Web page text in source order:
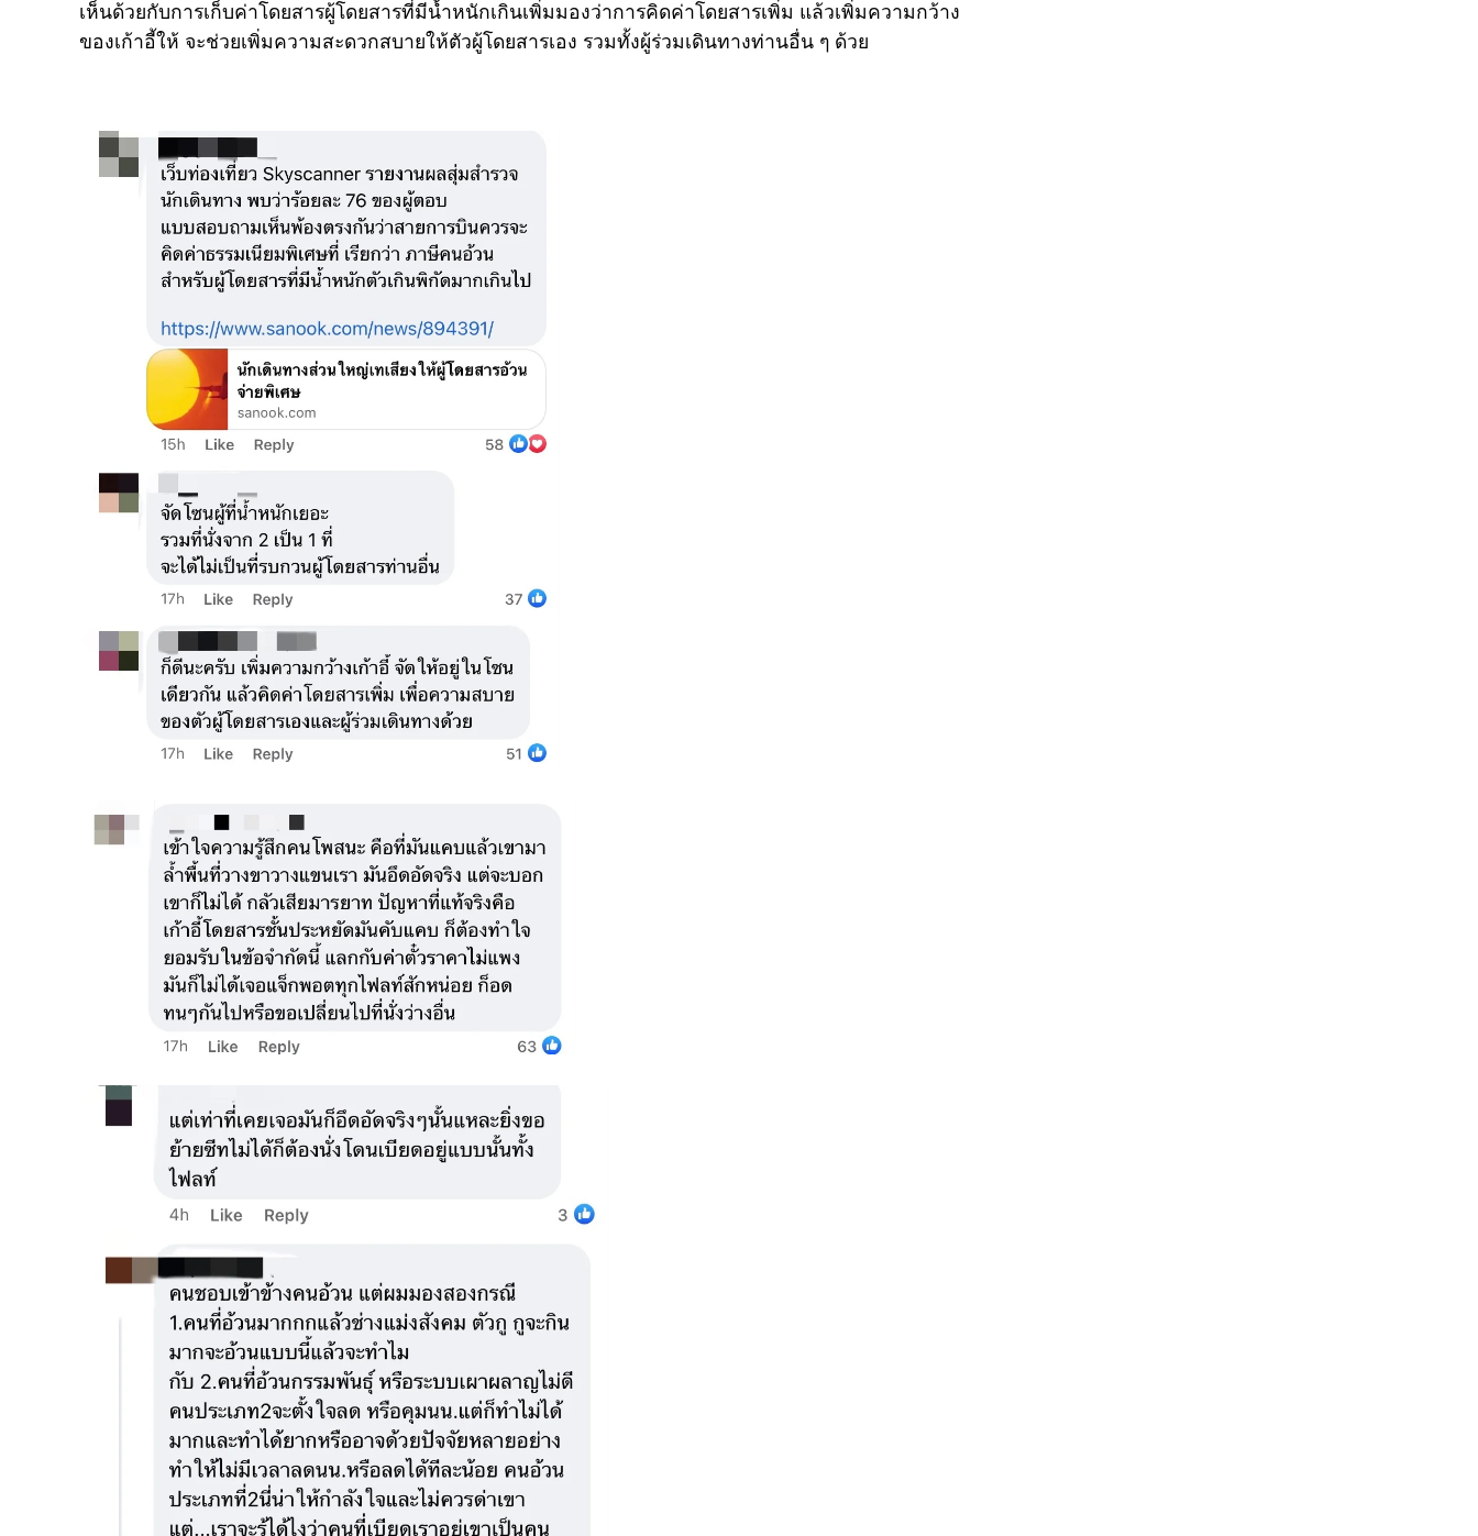
เห็นด้วยกับการเก็บค่าโดยสารผู้โดยสารที่มีน้ำหนักเกินเพิ่มมองว่าการคิดค่าโดยสารเพิ่ม แล้วเพิ่มความกว้าง
ของเก้าอี้ให้ จะช่วยเพิ่มความสะดวกสบายให้ตัวผู้โดยสารเอง รวมทั้งผู้ร่วมเดินทางท่านอื่น ๆ ด้วย